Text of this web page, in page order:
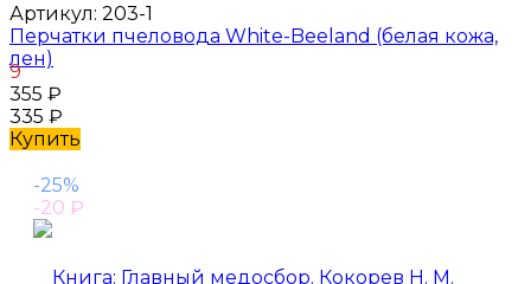
Артикул: 203-1
Перчатки пчеловода White-Beeland (белая кожа,
лен)
9
355 ₽
335 ₽
Купить
-25%
-20 ₽